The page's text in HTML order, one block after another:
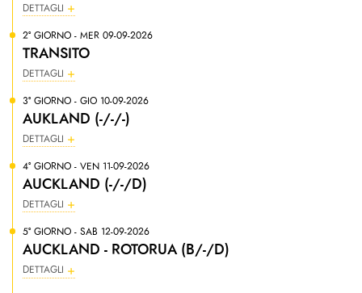
DETTAGLI
2° GIORNO - MER 09-09-2026
TRANSITO
DETTAGLI
3° GIORNO - GIO 10-09-2026
AUKLAND (-/-/-)
DETTAGLI
4° GIORNO - VEN 11-09-2026
AUCKLAND (-/-/D)
DETTAGLI
5° GIORNO - SAB 12-09-2026
AUCKLAND - ROTORUA (B/-/D)
DETTAGLI